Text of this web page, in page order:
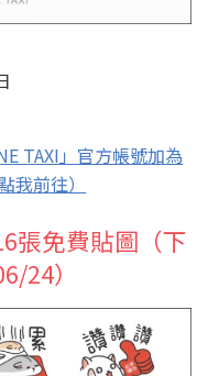
TAXI」官方帳號加為
我前往）
張免費貼圖（下
24）